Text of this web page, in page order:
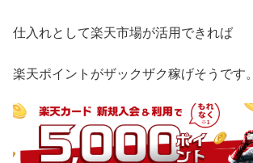
仕入れとして楽天市場が活用できれば
楽天ポイントがザックザク稼げそうです。